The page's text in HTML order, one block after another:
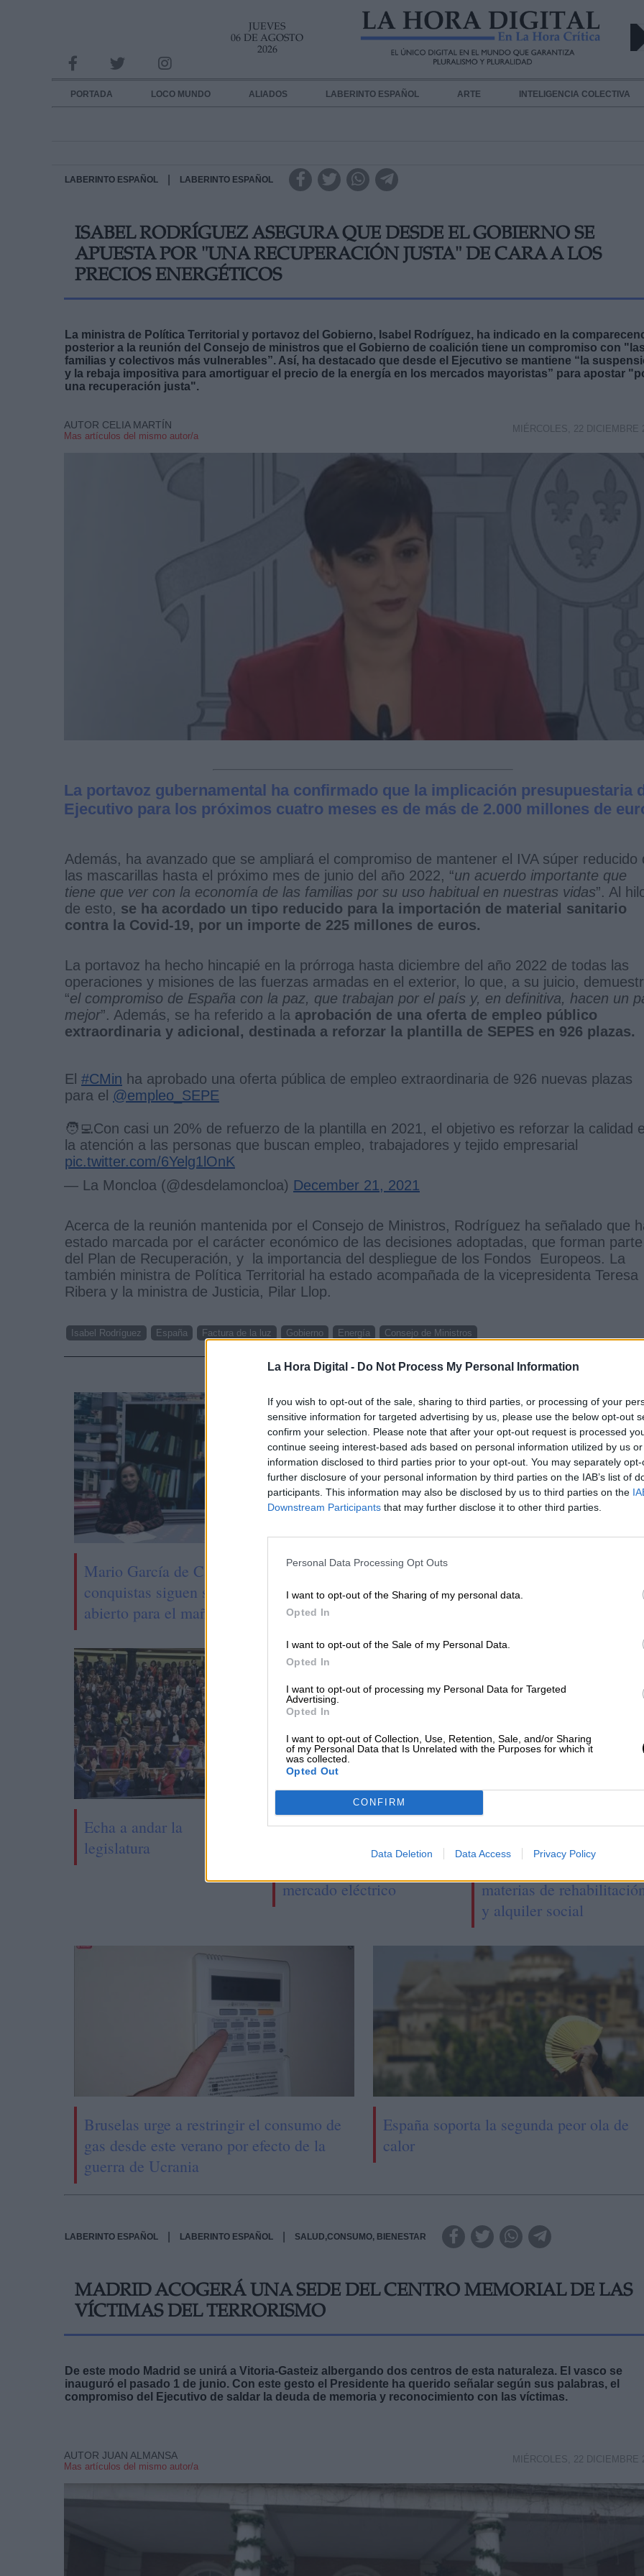
La Hora Digital - Do Not Process My Personal Information
If you wish to opt-out of the sale, sharing to third parties, or processing of your
sensitive information for targeted advertising by us, please use the below opt-out
confirm your selection. Please note that after your opt-out request is processed
continue seeing interest-based ads based on personal information utilized by us
information disclosed to third parties prior to your opt-out. You may separately
further disclosure of your personal information by third parties on the IAB’s list of
participants. This information may also be disclosed by us to third parties on the
Downstream Participants that may further disclose it to other third parties.
Personal Data Processing Opt Outs
I want to opt-out of the Sharing of my personal data.
Opted In
I want to opt-out of the Sale of my Personal Data.
Opted In
I want to opt-out of processing my Personal Data for Targeted
Advertising.
Opted In
I want to opt-out of Collection, Use, Retention, Sale, and/or Sharing
of my Personal Data that Is Unrelated with the Purposes for which it
was collected.
Opted Out
CONFIRM
Data Deletion Data Access Privacy Policy
JUEVES
06 DE AGOSTO
2026
PORTADA LOCO MUNDO ALIADOS LABERINTO ESPAÑOL ARTE INTELIGENCIA COLECTIVA
LABERINTO ESPAÑOL LABERINTO ESPAÑOL
ISABEL RODRÍGUEZ ASEGURA QUE DESDE EL GOBIERNO SE
APUESTA POR "UNA RECUPERACIÓN JUSTA" DE CARA A LOS
PRECIOS ENERGÉTICOS
La ministra de Política Territorial y portavoz del Gobierno, Isabel Rodríguez, ha indicado en la
posterior a la reunión del Consejo de ministros que el Gobierno de coalición tiene un compromiso con
familias y colectivos más vulnerables”. Así, ha destacado que desde el Ejecutivo se mantiene “la
y la rebaja impositiva para amortiguar el precio de la energía en los mercados mayoristas” para apostar
una recuperación justa".
AUTOR CELIA MARTÍN
Mas artículos del mismo autor/a
MIÉRCOLES, 22 DICIEMBRE
La portavoz gubernamental ha confirmado que la implicación presupuestaria
Ejecutivo para los próximos cuatro meses es de más de 2.000 millones de
Además, ha avanzado que se ampliará el compromiso de mantener el IVA súper reducido
las mascarillas hasta el próximo mes de junio del año 2022, “un acuerdo importante que
tiene que ver con la economía de las familias por su uso habitual en nuestras vidas”. Al
de esto, se ha acordado un tipo reducido para la importación de material sanitario
contra la Covid-19, por un importe de 225 millones de euros.
La portavoz ha hecho hincapié en la prórroga hasta diciembre del año 2022 de todas las
operaciones y misiones de las fuerzas armadas en el exterior, lo que, a su juicio,
“el compromiso de España con la paz, que trabajan por el país y, en definitiva, hacen un
mejor”. Además, se ha referido a la aprobación de una oferta de empleo público
extraordinaria y adicional, destinada a reforzar la plantilla de SEPES en 926 plazas.
El #CMin ha aprobado una oferta pública de empleo extraordinaria de 926 nuevas plazas
para el @empleo_SEPE
🧑‍💻Con casi un 20% de refuerzo de la plantilla en 2021, el objetivo es reforzar la calidad
la atención a las personas que buscan empleo, trabajadores y tejido empresarial
pic.twitter.com/6Yelg1lOnK
— La Moncloa (@desdelamoncloa) December 21, 2021
Acerca de la reunión mantenida por el Consejo de Ministros, Rodríguez ha señalado que
estado marcada por el carácter económico de las decisiones adoptadas, que forman parte
del Plan de Recuperación, y la importancia del despliegue de los Fondos Europeos. La
también ministra de Política Territorial ha estado acompañada de la vicepresidenta Teresa
Ribera y la ministra de Justicia, Pilar Llop.
Isabel Rodríguez España Factura de la luz Gobierno Energía Consejo de Ministros
NOTICIAS RELACIONADAS
Mario García de Castro: "Todas estas
conquistas siguen siendo un camino
abierto para el mañana"
Esperamos que Pedro Sánchez recupere
el sentido de sus palabras
Echa a andar la
legislatura
España y Alemania
coinciden en la necesidad
mercado eléctrico
El MITMA anuncia un
presupuesto de 1.900
materias de
y alquiler social
Bruselas urge a restringir el consumo de
gas desde este verano por efecto de la
guerra de Ucrania
España soporta la segunda peor ola de
calor
LABERINTO ESPAÑOL LABERINTO ESPAÑOL SALUD,CONSUMO, BIENESTAR
MADRID ACOGERÁ UNA SEDE DEL CENTRO MEMORIAL DE LAS
VÍCTIMAS DEL TERRORISMO
De este modo Madrid se unirá a Vitoria-Gasteiz albergando dos centros de esta naturaleza. El vasco se
inauguró el pasado 1 de junio. Con este gesto el Presidente ha querido señalar según sus palabras, el
compromiso del Ejecutivo de saldar la deuda de memoria y reconocimiento con las víctimas.
AUTOR JUAN ALMANSA
Mas artículos del mismo autor/a
MIÉRCOLES, 22 DICIEMBRE
INFORMACION SOBRE LA PROTECCIÓN DE TUS DATOS
Responsable:
Destinatarios:
link
Información adicional
link